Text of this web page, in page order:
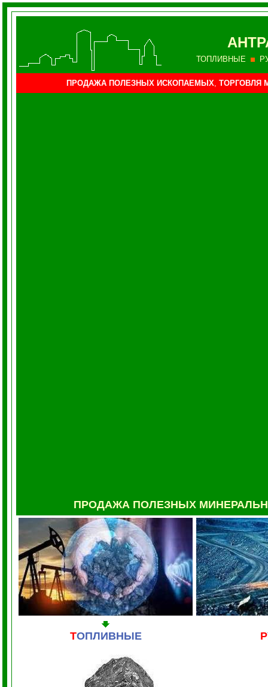
ТОПЛИВНЫЕ
ПРОДАЖА ПОЛЕЗНЫХ ИСКОПАЕМЫХ, ТОРГОВЛЯ
ПРОДАЖА ПОЛЕЗНЫХ
ТОПЛИВНЫЕ Р